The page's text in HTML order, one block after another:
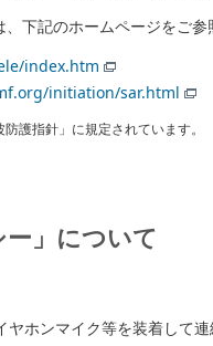
下記のホームページをご参
index.htm
initiation/sar.html
護指針」に規定されています。
」について
ホンマイク等を装着して